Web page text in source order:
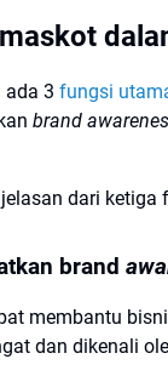
ada 3 fungsi
brand
dari ketiga
brand
membantu
dan dikenali